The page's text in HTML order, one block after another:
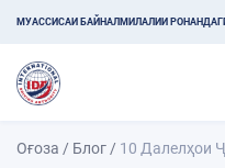
МУАССИСАИ БАЙНАЛМИЛАЛИИ
Оғоза / Блог / 10 Далелҳои